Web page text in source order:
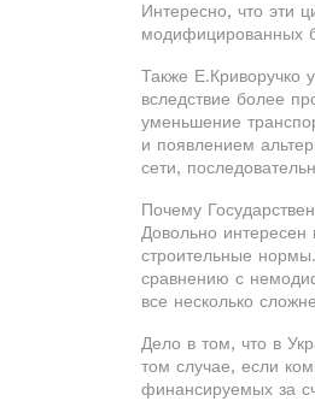
Интересно, что эти
модифицированных
Также Е.Криворучко
вследствие более
уменьшение
и появлением
сети,
Почему
Довольно
строительные
сравнению с
все несколько
Дело в том, что в
том случае, если
финансируемых за